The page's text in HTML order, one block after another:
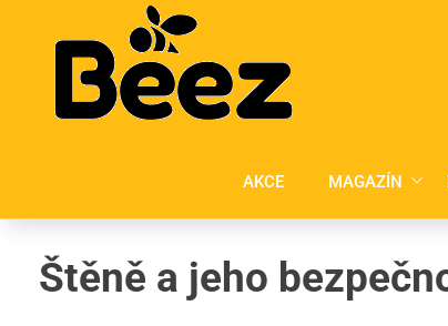
AKCE MAGAZÍN
Štěně a jeho